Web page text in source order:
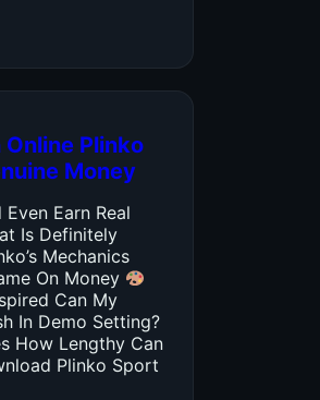
Plinko
Money
Earn Real
Is Definitely
Mechanics
On Money
Can My
In Demo Setting?
How Lengthy Can
Plinko Sport